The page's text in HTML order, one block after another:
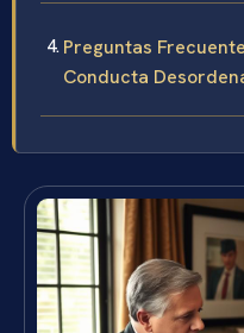
Preguntas
Conducta